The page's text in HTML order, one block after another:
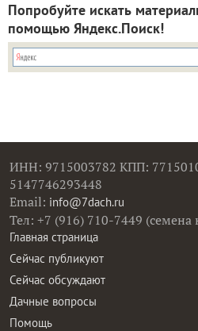
Попробуйте искать
помощью Яндекс.Поиск!
ИНН: 9715003782 КПП:
5147746293448
Email: info@7dach.ru
Тел: +7 (916) 710-7449 (семена
Главная страница
Сейчас публикуют
Сейчас обсуждают
Дачные вопросы
Помощь